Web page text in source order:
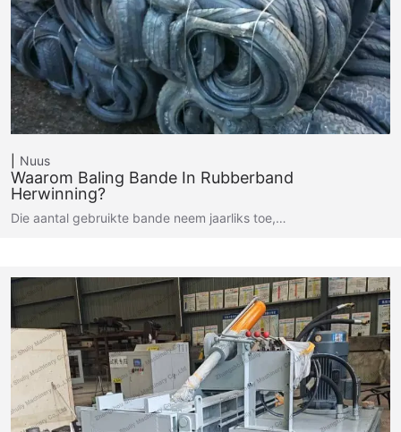
Nuus
Waarom Baling Bande In Rubberband
Herwinning?
Die aantal gebruikte bande neem jaarliks toe,…